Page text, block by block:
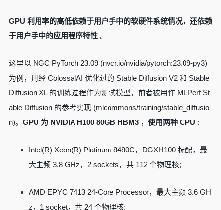
GPU 利用率的高低依赖于用户手中的软硬件系统情况，还依赖
于用户手中的应用程序特性。
这里以 NGC PyTorch 23.09 (nvcr.io/nvidia/pytorch:23.09-py3)
为例，用经 ColossalAI 优化过的 Stable Diffusion V2 和 Stable
Diffusion XL 的训练过程作为测试模型，前者被用作 MLPerf St
able Diffusion 的参考实现 (mlcommons/training/stable_diffusio
n)。 GPU 为 NVIDIA H100 80GB HBM3， 使用两种 CPU :
Intel(R) Xeon(R) Platinum 8480C，DGXH100 标配，最
大主频 3.8 GHz，2 sockets，共 112 个物理核;
AMD EPYC 7413 24-Core Processor，最大主频 3.6 GH
z，1 socket，共 24 个物理核;